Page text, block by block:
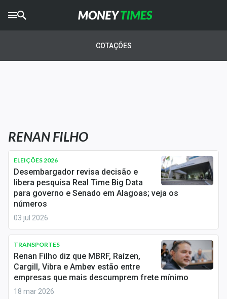
AGROTIMES
Newsletters
Money Trader
Anuncie
Newsletters
Cotações
Comprar ou vender?
COTAÇÕES
RENAN FILHO
ELEIÇÕES 2026
Desembargador revisa decisão e
libera pesquisa Real Time Big Data
para governo e Senado em Alagoas; veja os
números
03 jul 2026
TRANSPORTES
Renan Filho diz que MBRF, Raízen,
Cargill, Vibra e Ambev estão entre
empresas que mais descumprem frete mínimo
18 mar 2026